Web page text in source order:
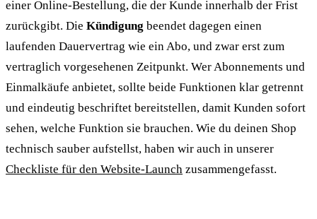
einer Online-Bestellung, die der Kunde innerhalb der Frist
zurückgibt. Die Kündigung beendet dagegen einen
laufenden Dauervertrag wie ein Abo, und zwar erst zum
vertraglich vorgesehenen Zeitpunkt. Wer Abonnements und
Einmalkäufe anbietet, sollte beide Funktionen klar getrennt
und eindeutig beschriftet bereitstellen, damit Kunden sofort
sehen, welche Funktion sie brauchen. Wie du deinen Shop
technisch sauber aufstellst, haben wir auch in unserer
Checkliste für den Website-Launch zusammengefasst.